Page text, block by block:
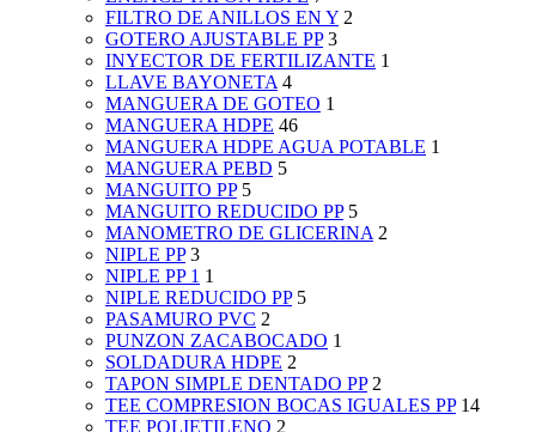
FILTRO DE ANILLOS EN Y 2
GOTERO AJUSTABLE PP 3
INYECTOR DE FERTILIZANTE 1
LLAVE BAYONETA 4
MANGUERA DE GOTEO 1
MANGUERA HDPE 46
MANGUERA HDPE AGUA POTABLE 1
MANGUERA PEBD 5
MANGUITO PP 5
MANGUITO REDUCIDO PP 5
MANOMETRO DE GLICERINA 2
NIPLE PP 3
NIPLE PP 1 1
NIPLE REDUCIDO PP 5
PASAMURO PVC 2
PUNZON ZACABOCADO 1
SOLDADURA HDPE 2
TAPON SIMPLE DENTADO PP 2
TEE COMPRESION BOCAS IGUALES PP 14
TEE POLIETILENO 2